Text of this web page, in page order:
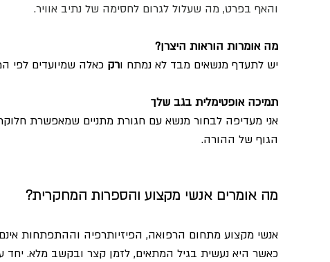
והאף בפרט, מה שעלול לגרום לחסימה של נתיב אוויר.
מה אומרות הוראות היצרן?
יש לתעדף מנשאים מבד לא נמתח ורק כאלה שמיועדים לפי
תמיכה אופטימלית בגב שלך
אני מעדיפה לבחור מנשא עם חגורת מתניים שמאפשרת
הגוף של ההורה.
מה אומרים אנשי מקצוע והספרות המחקרית?
אנשי מקצוע מתחום הרפואה, הפיזיותרפיה וההתפתחות
כאשר היא נעשית בגיל המתאים, לזמן קצר ובקשב מלא. יחד